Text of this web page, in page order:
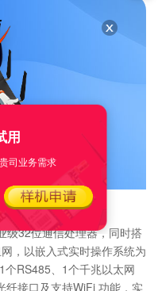
级32位通信处理器，同时搭
，以嵌入式实时操作系统为
RS485、1个千兆以太网
纤接口及支持WiFi 功能，实
用
司业务需求